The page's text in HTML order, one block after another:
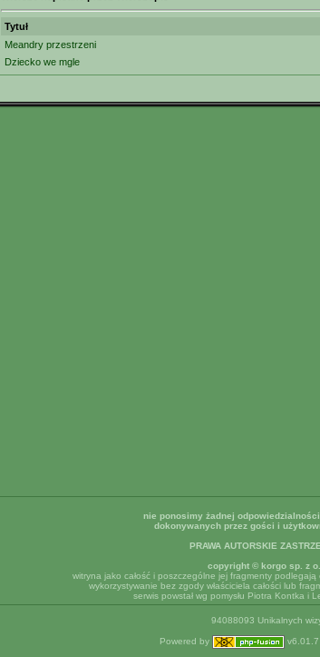
Tytuł
Meandry przestrzeni
Dziecko we mgle
nie ponosimy żadnej
dokonywanych przez gości i
PRAWA AUTORSKIE
copyright © korgo sp. z
witryna jako całość i poszczególne jej fragmenty
wykorzystywanie bez zgody właściciela całości lub
serwis powstał wg pomysłu Piotra Kontka i
94088093 Unikalnych
Powered by